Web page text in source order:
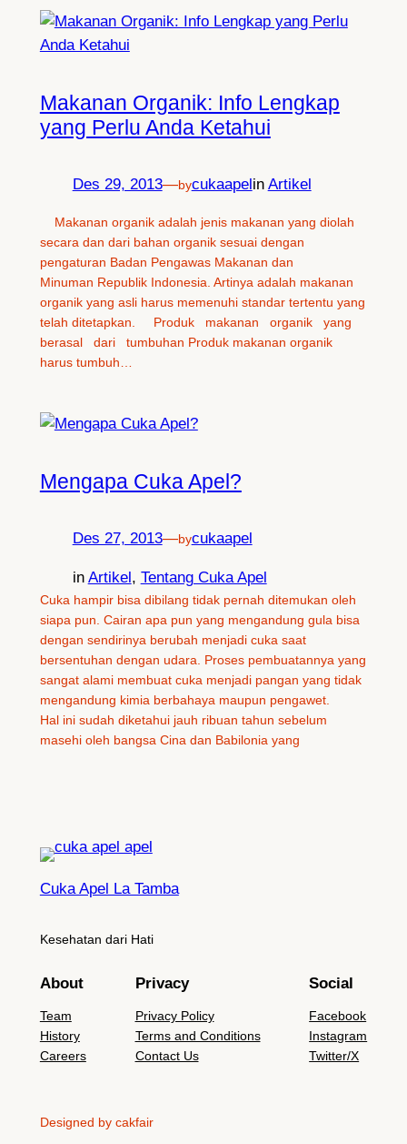
Makanan Organik: Info Lengkap
yang Perlu Anda Ketahui
Des 29, 2013—bycukaapel in Artikel
Makanan organik adalah jenis makanan yang diolah
secara dan dari bahan organik sesuai dengan
pengaturan Badan Pengawas Makanan dan
Minuman Republik Indonesia. Artinya adalah makanan
organik yang asli harus memenuhi standar tertentu yang
telah ditetapkan. Produk makanan organik yang
berasal dari tumbuhan Produk makanan organik
harus tumbuh…
Mengapa Cuka Apel?
Des 27, 2013—bycukaapel
in Artikel, Tentang Cuka Apel
Cuka hampir bisa dibilang tidak pernah ditemukan oleh
siapa pun. Cairan apa pun yang mengandung gula bisa
dengan sendirinya berubah menjadi cuka saat
bersentuhan dengan udara. Proses pembuatannya yang
sangat alami membuat cuka menjadi pangan yang tidak
mengandung kimia berbahaya maupun pengawet.
Hal ini sudah diketahui jauh ribuan tahun sebelum
masehi oleh bangsa Cina dan Babilonia yang
Cuka Apel La Tamba
Kesehatan dari Hati
About
Team
History
Careers
Privacy
Privacy Policy
Terms and Conditions
Contact Us
Social
Facebook
Instagram
Twitter/X
Designed by cakfair